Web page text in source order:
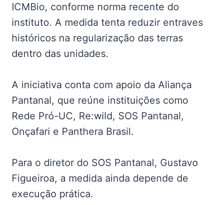
ICMBio, conforme norma recente do
instituto. A medida tenta reduzir entraves
históricos na regularização das terras
dentro das unidades.
A iniciativa conta com apoio da Aliança
Pantanal, que reúne instituições como
Rede Pró-UC, Re:wild, SOS Pantanal,
Onçafari e Panthera Brasil.
Para o diretor do SOS Pantanal, Gustavo
Figueiroa, a medida ainda depende de
execução prática.